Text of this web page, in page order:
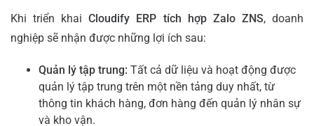
Khi triển khaiCloudify ERP tích hợp Zalo ZNS, doanh
nghiệp sẽ nhận được những lợi ích sau:
Quản lý tập trung: Tất cả dữ liệu và hoạt động được
quản lý tập trung trên một nền tảng duy nhất, từ
thông tin khách hàng, đơn hàng đến quản lý nhân sự
và kho vận.